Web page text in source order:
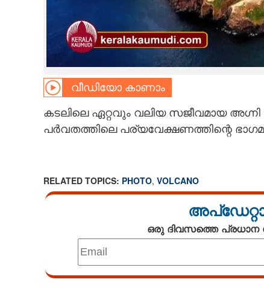
CARTOONS
വീഡിയോ കാണാം
കടലിലെ ഏറ്റവും വലിയ സജീവമായ
പർവതത്തിലെ പര്യവേക്ഷണത്തിന്റെ
RELATED TOPICS: PHOTO, VOLCANO
ഒരു ദിവസത്തെ